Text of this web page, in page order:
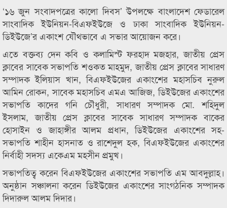
‘১৬ জুন সংবাদপত্রের কালো দিবস’ উপলক্ষে বাংলাদেশ ফেডারেল
সাংবাদিক ইউনিয়ন-বিএফইউজে ও ঢাকা সাংবাদিক ইউনিয়ন-
ডিইউজে’র একাংশ যৌথভাবে এ সভার আয়োজন করে।
এতে বক্তব্য দেন কবি ও কলামিস্ট ফরহাদ মজহার, জাতীয় প্রেস
ক্লাবের সাবেক সভাপতি শওকত মাহমুদ, জাতীয় প্রেস ক্লাবের সাধারণ
সম্পাদক ইলিয়াস খান, বিএফইউজের একাংশের মহাসচিব নুরুল
আমিন রোকন, সাবেক মহাসচিব এমএ আজিজ, ডিইউজের একাংশের
সভাপতি কাদের গনি চৌধুরী, সাধারণ সম্পাদক মো. শহিদুল
ইসলাম, জাতীয় প্রেস ক্লাবের সাবেক সাধারণ সম্পাদক বাকের
হোসাইন ও জাহাঙ্গীর আলম প্রধান, ডিইউজের একাংশের সহ-
সভাপতি শাহীন হাসনাত ও রাশেদুল হক, বিএফইউজের একাংশের
নির্বাহী সদস্য একেএম মহসীন প্রমুখ।
সভাপতিত্ব করেন বিএফইউজের একাংশের সভাপতি এম আবদুল্লাহ।
অনুষ্ঠান সঞ্চালনা করেন ডিইউজের একাংশের সাংগঠনিক সম্পাদক
দিদারুল আলম দিদার।